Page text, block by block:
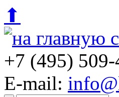
⬆
+7 (495)
E-mail: